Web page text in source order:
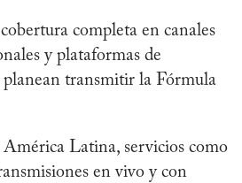
completa en canales
y plataformas de
planean transmitir la Fórmula
América Latina, servicios como
en vivo y con